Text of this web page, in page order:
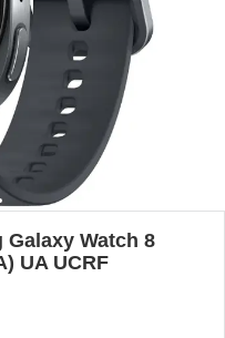
Watch 8
UA UCRF